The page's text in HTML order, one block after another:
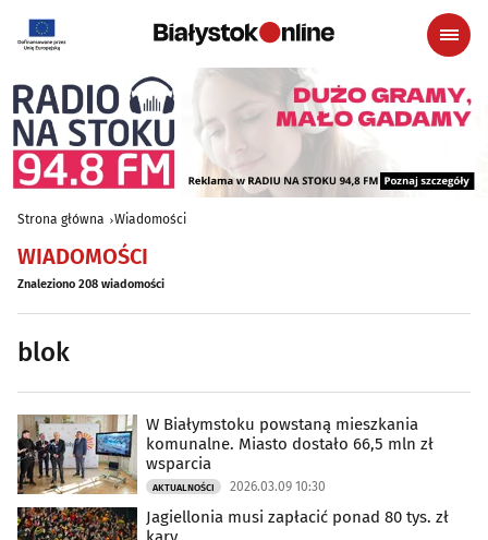
Strona główna Wiadomości
WIADOMOŚCI
Znaleziono 208 wiadomości
blok
W Białymstoku powstaną mieszkania
komunalne. Miasto dostało 66,5 mln zł
wsparcia
AKTUALNOŚCI 2026.03.09 10:30
Jagiellonia musi zapłacić ponad 80 tys. zł